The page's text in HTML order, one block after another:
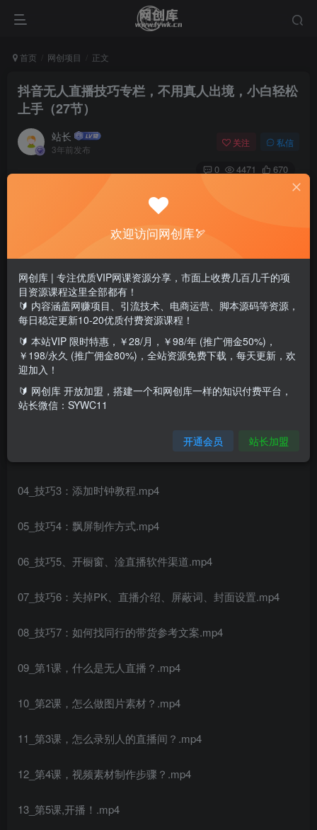
首页 网创项目 正文
抖音无人直播技巧专栏，不用真人出境，小白轻松
上手（27节）
站长
3年前发布
关注 私信
0 4471 670
课程内容：
01obs更换素材.mp4
04_技巧3：添加时钟教程.mp4
05_技巧4：飘屏制作方式.mp4
06_技巧5、开橱窗、淦直播软件渠道.mp4
07_技巧6：关掉PK、直播介绍、屏蔽词、封面设置.mp4
08_技巧7：如何找同行的带货参考文案.mp4
09_第1课，什么是无人直播？.mp4
10_第2课，怎么做图片素材？.mp4
11_第3课，怎么录别人的直播间？.mp4
12_第4课，视频素材制作步骤？.mp4
13_第5课,开播！.mp4
欢迎访问网创库🏹
网创库 | 专注优质VIP网课资源分享，市面上收费几百几千的项
目资源课程这里全部都有！
🔰 内容涵盖网赚项目、引流技术、电商运营、脚本源码等资源，
每日稳定更新10-20优质付费资源课程！
🔰 本站VIP 限时特惠，￥28/月，￥98/年 (推广佣金50%)，
￥198/永久 (推广佣金80%)，全站资源免费下载，每天更新，欢
迎加入！
🔰 网创库 开放加盟，搭建一个和网创库一样的知识付费平台，
站长微信：SYWC11
开通会员 站长加盟